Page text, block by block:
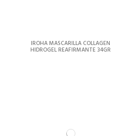
IROHA MASCARILLA COLLAGEN
HIDROGEL REAFIRMANTE 34GR